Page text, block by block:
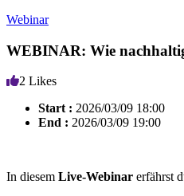
Webinar
WEBINAR: Wie
2 Likes
Start : 2026/03/09 18:00
End : 2026/03/09 19:00
In diesem Live-Webinar erfährst